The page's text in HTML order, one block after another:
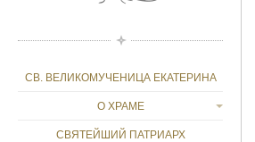
СВ. ВЕЛИКОМУЧЕНИЦА ЕКАТЕРИНА
О ХРАМЕ
СВЯТЕЙШИЙ ПАТРИАРХ